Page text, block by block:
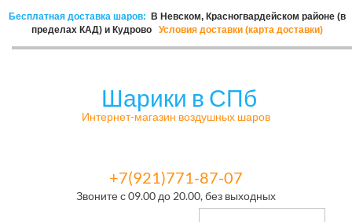
Бесплатная доставка шаров:
В Невском, Красногвардейском районе (в
пределах КАД) и Кудрово
Условия доставки (карта доставки)
Шарики в СПб
Интернет-магазин воздушных шаров
+7(921)771-87-07
Звоните с 09.00 до 20.00, без выходных